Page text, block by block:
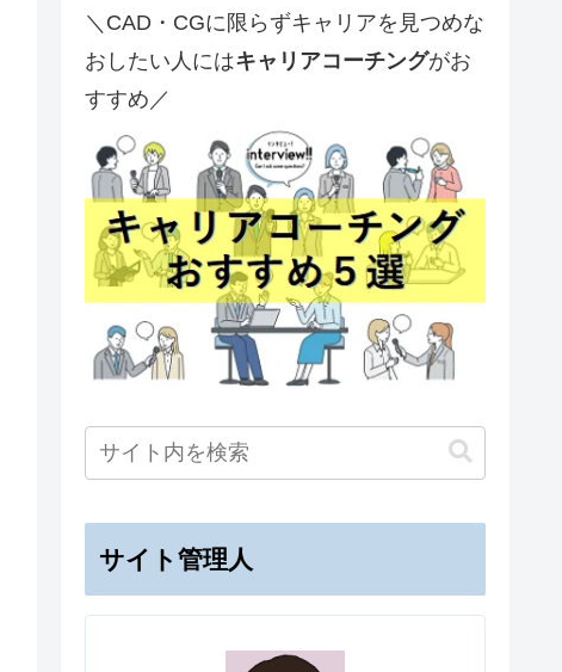
＼CAD・CGに限らずキャリアを見つめな
おしたい人にはキャリアコーチングがお
すすめ／
サイト管理人